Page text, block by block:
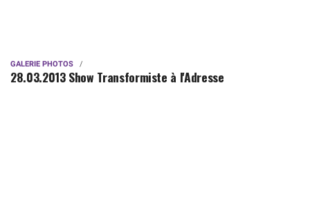
GALERIE PHOTOS
28.03.2013 Show Transformiste à l'Adresse